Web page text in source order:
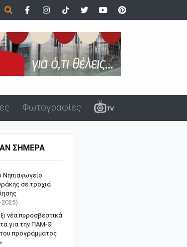
Φωτογραφίες
ΣΗΜΕΡΑ
Νηπιαγωγείο
σε τροχιά
2025)
νέα πυροσβεστικά
για την ΠΑΜ-Θ
προγράμματος